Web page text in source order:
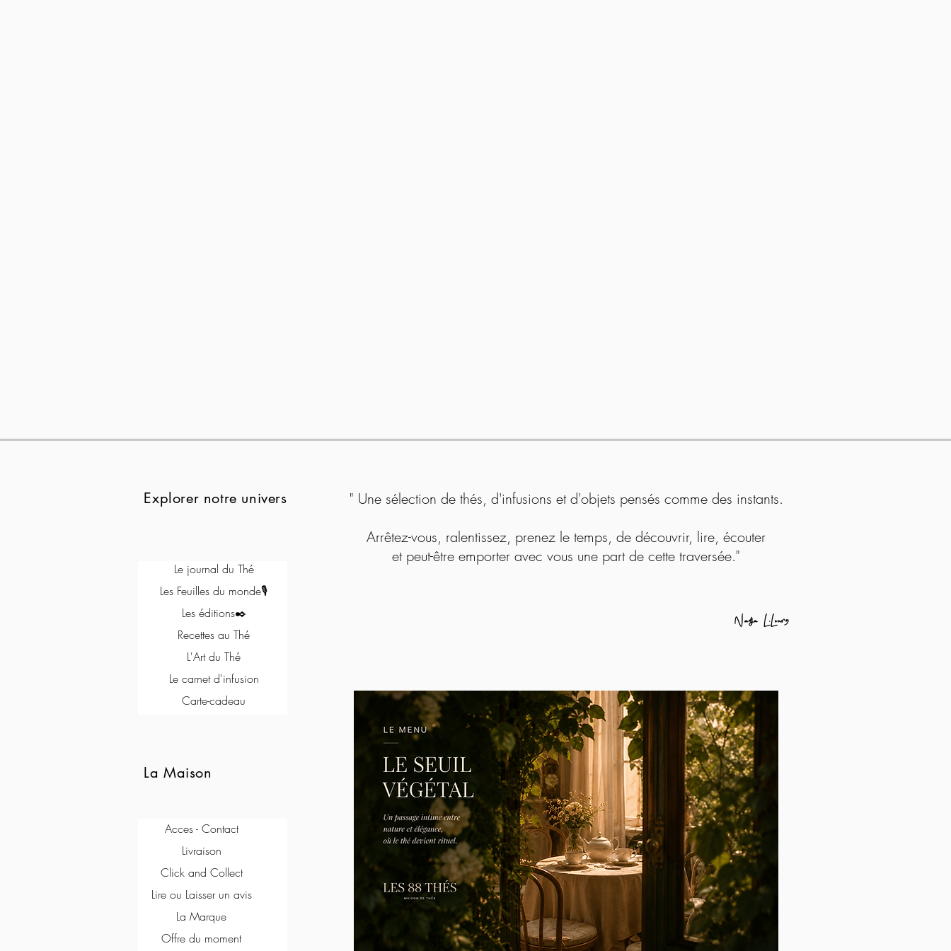
Explorer notre univers
Le journal du Thé
Les Feuilles du monde🎙
Les éditions✒️
Recettes au Thé
L'Art du Thé
Le carnet d'infusion
Carte-cadeau
La Maison
Acces - Contact
Livraison
Click and Collect
Lire ou Laisser un avis
La Marque
Offre du moment
" Une sélection de thés, d'infusions et d'objets pensés comme des instants.
Arrêtez-vous, ralentissez, prenez le temps, de découvrir, lire, écouter
et peut-être emporter avec vous une part de cette traversée."
Nadja L.Leury